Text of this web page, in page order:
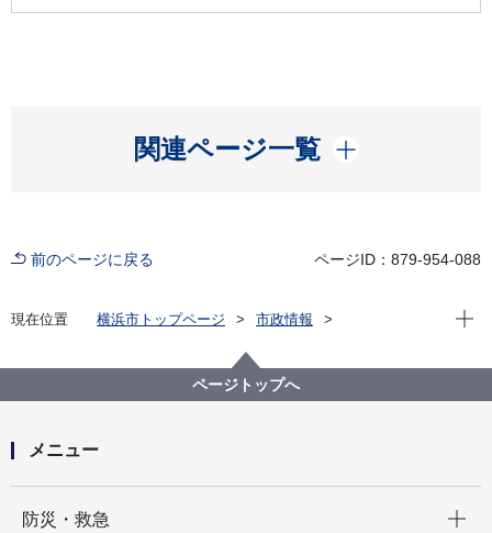
関連ページ一覧
開く
前のページに戻る ページID：879-954-088
現在位置 横浜市トップページ
市政情報
現在
ページトップへ
メニュー
防災・救急